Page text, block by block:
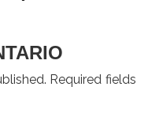
Required fields